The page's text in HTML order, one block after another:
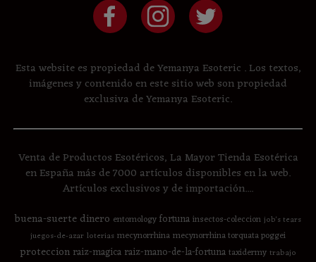
Esta website es propiedad de Yemanya Esoteric . Los textos,
imágenes y contenido en este sitio web son propiedad
exclusiva de Yemanya Esoteric.
Venta de Productos Esotéricos, La Mayor Tienda Esotérica
en España más de 7000 artículos disponibles en la web.
Artículos exclusivos y de importación....
buena-suertedinero entomologyfortunainsectos-coleccion job's tears
juegos-de-azar loterias mecynorrhinamecynorrhina torquata poggei
proteccion raiz-magica raiz-mano-de-la-fortunataxidermy trabajo